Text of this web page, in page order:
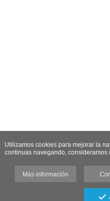
Utilizamos cookies para mejorar la
continuas navegando, consideramos
Más información